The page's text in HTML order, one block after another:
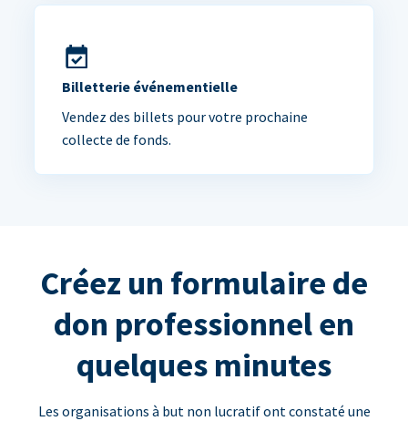
Billetterie événementielle
Vendez des billets pour votre prochaine
collecte de fonds.
Créez un formulaire de
don professionnel en
quelques minutes
Les organisations à but non lucratif ont constaté une